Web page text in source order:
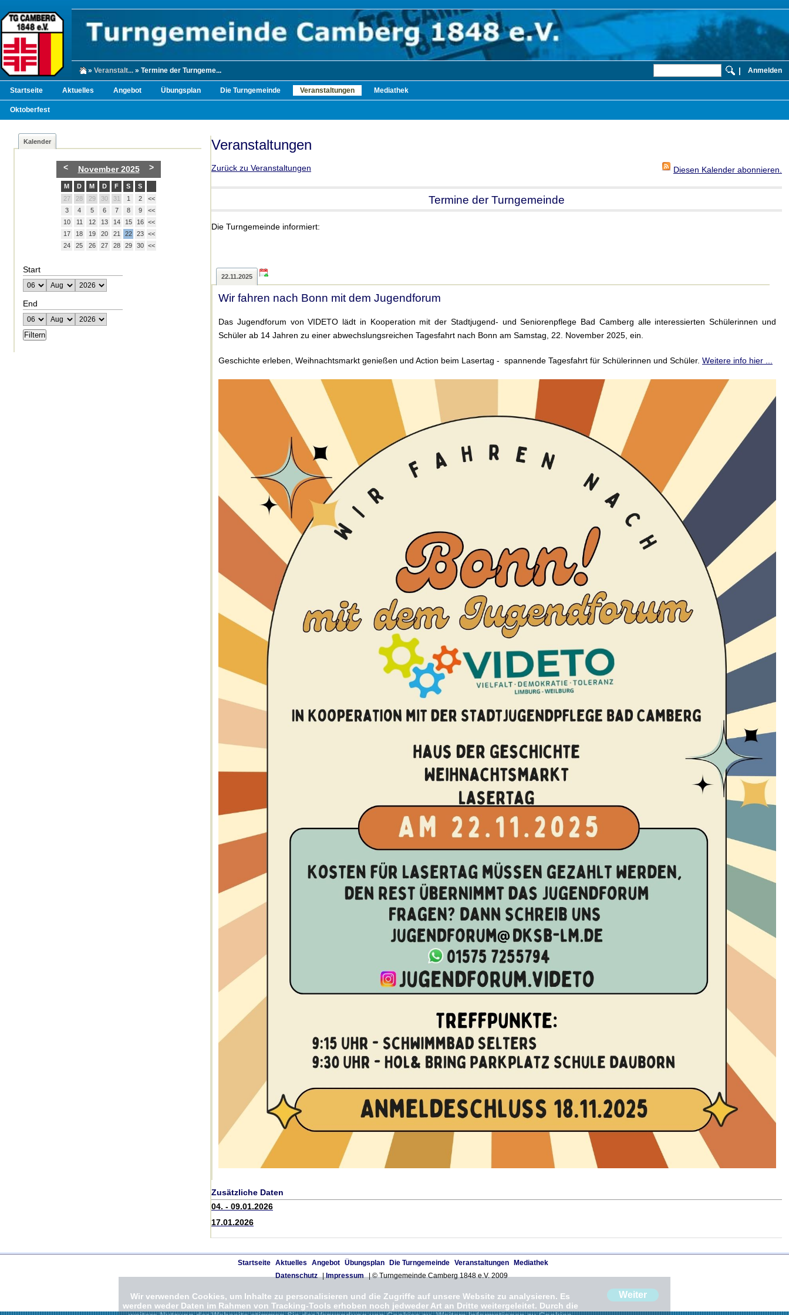
» Veranstalt... » Termine der Turngeme... | Anmelden
Startseite Aktuelles Angebot Übungsplan Die Turngemeinde Veranstaltungen Mediathek
Oktoberfest
Kalender
November 2025
< >
M D M D F S
S
27
28 29 30 31 1 2
<<
3
4 5 6 7 8 9
<<
10
11 12 13 14 15 16
<<
17
18 19 20 21 22 23
<<
24
25 26 27 28 29 30 <<
Start
End
Veranstaltungen
Zurück zu Veranstaltungen Diesen Kalender abonnieren.
Termine der Turngemeinde
Die Turngemeinde informiert:
22.11.2025
Wir fahren nach Bonn mit dem Jugendforum
Das Jugendforum von VIDETO lädt in Kooperation mit der Stadtjugend- und Seniorenpflege Bad Camberg alle interessierten Schülerinnen und
Schüler ab 14 Jahren zu einer abwechslungsreichen Tagesfahrt nach Bonn am Samstag, 22. November 2025, ein.
Geschichte erleben, Weihnachtsmarkt genießen und Action beim Lasertag - spannende Tagesfahrt für Schülerinnen und Schüler. Weitere info hier ...
Zusätzliche Daten
04. - 09.01.2026
17.01.2026
Startseite Aktuelles Angebot Übungsplan Die Turngemeinde Veranstaltungen
Mediathek
Datenschutz |Impressum | © Turngemeinde Camberg 1848 e.V. 2009
Weiter
Wir verwenden Cookies, um Inhalte zu personalisieren und die Zugriffe auf unsere Website zu analysieren. Es
werden weder Daten im Rahmen von Tracking-Tools erhoben noch jedweder Art an Dritte weitergeleitet. Durch die